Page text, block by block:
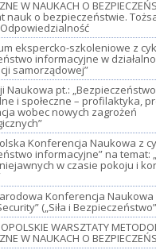
W NAUKACH O
nauk o bezpieczeństwie.
ekspercko-szkoleniowe z
informacyjne w
samorządowej”
Naukowa pt.: „Bezpieczeństwo
i społeczne – profilaktyka,
wobec nowych zagrożeń
Konferencja Naukowa z
informacyjne” na temat:
w czasie pokoju i
Konferencja Naukowa
(„Siła i
WARSZTATY
W NAUKACH O